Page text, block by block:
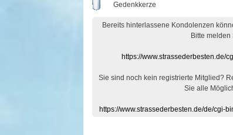
Gedenkkerze
Bereits hinterlassene Kondolenzen
Bitte
https://www.strassederbesten.de/
Sie sind noch kein registrierte Mitglied?
Sie alle
https://www.strassederbesten.de/de/cgi-